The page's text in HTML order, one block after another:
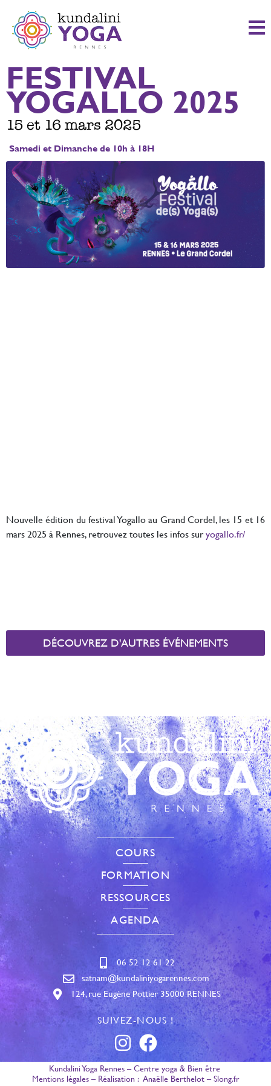
FESTIVAL
YOGALLO 2025
15 et 16 mars 2025
Samedi et Dimanche de 10h à 18H
Nouvelle édition du festival Yogallo au Grand Cordel, les 15 et 16
mars 2025 à Rennes, retrouvez toutes les infos suryogallo.fr/
DÉCOUVREZ D'AUTRES ÉVÉNEMENTS
COURS
FORMATION
RESSOURCES
AGENDA
06 52 12 61 22
satnam@kundaliniyogarennes.com
124, rue Eugène Pottier 35000 RENNES
SUIVEZ-NOUS !
Kundalini Yoga Rennes – Centre yoga & Bien être
Mentions légales– Réalisation :Anaëlle Berthelot–Slong.fr